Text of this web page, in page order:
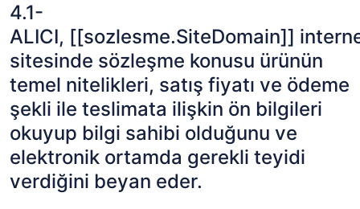
4.1-
ALICI, [[sozlesme.SiteDomain]]
sitesinde sözleşme konusu ürünün
temel nitelikleri, satış fiyatı ve ödeme
şekli ile teslimata ilişkin ön bilgileri
okuyup bilgi sahibi olduğunu ve
elektronik ortamda gerekli teyidi
verdiğini beyan eder.